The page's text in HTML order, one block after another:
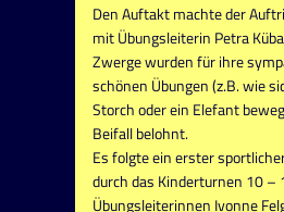
Den Auftakt machte der
mit Übungsleiterin Petra
Zwerge wurden für ihre
schönen Übungen (z.B. wie
Storch oder ein Elefant
Beifall belohnt.
Es folgte ein erster
durch das Kinderturnen 10 –
Übungsleiterinnen Ivonne